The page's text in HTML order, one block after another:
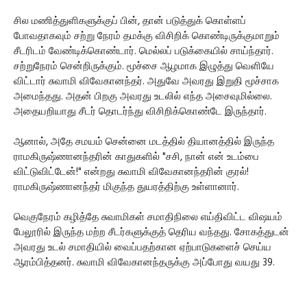
சில மணித்துளிகளுக்குப் பின், தான் படுத்துக் கொள்ளப்
போவதாகவும் சற்று நேரம் தமக்கு விசிறிக் கொண்டிருக்குமாறும்
சீடரிடம் வேண்டிக்கொண்டார். மெல்லப் படுக்கையில் சாய்ந்தார்.
சற்றுநேரம் சென்றிருக்கும். மூச்சை ஆழமாக இழுத்து வெளியே
விட்டார் சுவாமி விவேகானந்தர். அதுவே அவரது இறுதி மூச்சாக
அமைந்தது. அதன் பிறகு அவரது உடலில் எந்த அசைவுமில்லை.
அதையறியாது சீடர் தொடர்ந்து விசிறிக்கொண்டே இருந்தார்.
ஆனால், அதே சமயம் சென்னை மடத்தில் தியானத்தில் இருந்த
ராமகிருஷ்ணானந்தரின் காதுகளில் "சசி, நான் என் உடம்பை
விட்டுவிட்டேன்!" என்றது சுவாமி விவேகானந்தரின் குரல்!
ராமகிருஷ்ணானந்தர் மிகுந்த துயரத்திற்கு உள்ளானார்.
வெகுநேரம் கழித்தே சுவாமிகள் சமாதிநிலை எய்திவிட்ட விஷயம்
பேலூரில் இருந்த மற்ற சீடர்களுக்குத் தெரிய வந்தது. சோகத்துடன்
அவரது உடல் சமாதியில் வைப்பதற்கான ஏற்பாடுகளைச் செய்ய
ஆரம்பித்தனர். சுவாமி விவேகானந்தருக்கு அப்போது வயது 39.